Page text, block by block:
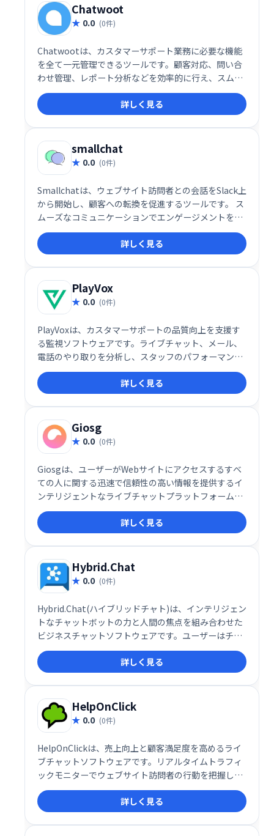
Chatwoot
0.0 (0件)
Chatwootは、カスタマーサポート業務に必要な機能
を全て一元管理できるツールです。顧客対応、問い合
わせ管理、レポート分析などを効率的に行え、スムー
ズな顧客コミュニケーションを実現します。導入コス
トを抑え、生産性向上に貢献します。
詳しく見る
smallchat
0.0 (0件)
Smallchatは、ウェブサイト訪問者との会話をSlack上
から開始し、顧客への転換を促進するツールです。 ス
ムーズなコミュニケーションでエンゲージメントを高
め、リード獲得を支援します。 ウェブサイトへのアク
セス数を売上につなげたい企業様におすすめです。
詳しく見る
PlayVox
0.0 (0件)
PlayVoxは、カスタマーサポートの品質向上を支援す
る監視ソフトウェアです。ライブチャット、メール、
電話のやり取りを分析し、スタッフのパフォーマンス
や顧客体験を評価。わずか5分でQA監視プログラムを
作成でき、コーチングやモチベーション向上に役立ち
ます。全チャネルの顧客対応を分析することで、より
効果的なサポート体制を構築できます。
詳しく見る
Giosg
0.0 (0件)
Giosgは、ユーザーがWebサイトにアクセスするすべ
ての人に関する迅速で信頼性の高い情報を提供するイ
ンテリジェントなライブチャットプラットフォームで
す。このシステムは、各訪問者をスキャンして、行動
レポートに基づいて、それらが「ホット」または「コ
ールド」の見込み客かどうかを評価するようにも設計
されています。
詳しく見る
Hybrid.Chat
0.0 (0件)
Hybrid.Chat(ハイブリッドチャト)は、インテリジェン
トなチャットボットの力と人間の焦点を組み合わせた
ビジネスチャットソフトウェアです。ユーザーはチャ
ットボットを作成して展開し、顧客、訪問者、潜在的
な顧客と関わり、クエリへのスマートな応答を提供で
きます。
詳しく見る
HelpOnClick
0.0 (0件)
HelpOnClickは、売上向上と顧客満足度を高めるライ
ブチャットソフトウェアです。リアルタイムトラフィ
ックモニターでウェブサイト訪問者の行動を把握し、
適切なタイミングでチャットに招待することで、見込
み客を顧客へと転換します。ウェブサイトへの訪問者
を逃さず、エンゲージメントを高め、売上を伸ばした
い企業に最適なソリューションです。
詳しく見る